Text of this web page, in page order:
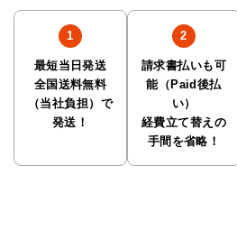
最短当日発送
全国送料無料
（当社負担）で
発送！
請求書払いも可
能（Paid後払
い）
経費立て替えの
手間を省略！